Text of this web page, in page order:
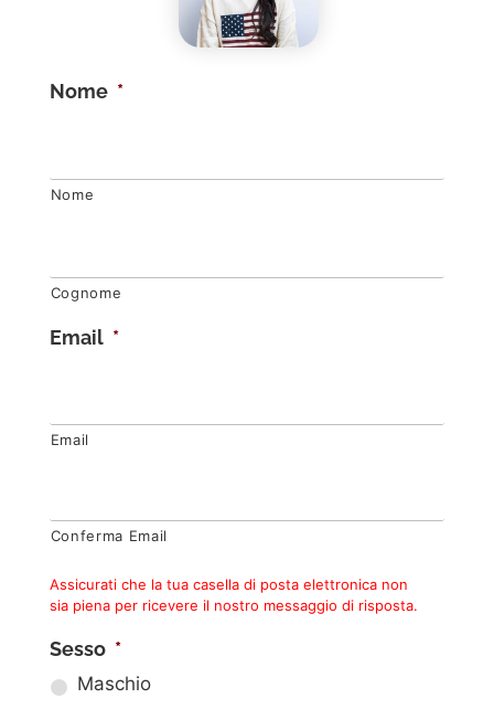
Nome *
Nome
Cognome
Email *
Email
Conferma Email
Assicurati che la tua casella di posta elettronica non
sia piena per ricevere il nostro messaggio di risposta.
Sesso *
Maschio